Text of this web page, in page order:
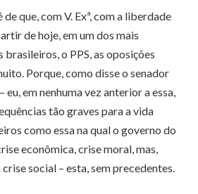
que, com V. Exª, com a liberdade
de hoje, em um dos mais
o PPS, as oposições
Porque, como disse o senador
eu, em nenhuma vez anterior a essa,
tão graves para a vida
como essa na qual o governo do
econômica, crise moral, mas,
social – esta, sem precedentes.